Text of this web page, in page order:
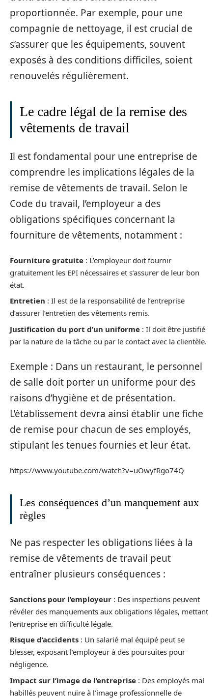
proportionnée. Par exemple, pour une
compagnie de nettoyage, il est crucial de
s’assurer que les équipements, souvent
exposés à des conditions difficiles, soient
renouvelés régulièrement.
Le cadre légal de la remise des
vêtements de travail
Il est fondamental pour une entreprise de
comprendre les implications légales de la
remise de vêtements de travail. Selon le
Code du travail, l’employeur a des
obligations spécifiques concernant la
fourniture de vêtements, notamment :
Fourniture gratuite : L’employeur doit fournir
gratuitement les EPI nécessaires et s’assurer de leur bon
état.
Entretien : Il est de la responsabilité de l’entreprise
d’assurer l’entretien des vêtements remis.
Justification du port d’un uniforme : Il doit être justifié
par la nature de la tâche ou par le contact avec la clientèle.
Exemple : Dans un restaurant, le personnel
de salle doit porter un uniforme pour des
raisons d’hygiène et de présentation.
L’établissement devra ainsi établir une fiche
de remise pour chacun de ses employés,
stipulant les tenues fournies et leur état.
https://www.youtube.com/watch?v=uOwyfRgo74Q
Les conséquences d’un manquement aux
règles
Ne pas respecter les obligations liées à la
remise de vêtements de travail peut
entraîner plusieurs conséquences :
Sanctions pour l’employeur : Des inspections peuvent
révéler des manquements aux obligations légales, mettant
l’entreprise en difficulté légale.
Risque d’accidents : Un salarié mal équipé peut se
blesser, exposant l’employeur à des poursuites pour
négligence.
Impact sur l’image de l’entreprise : Des employés mal
habillés peuvent nuire à l’image professionnelle de